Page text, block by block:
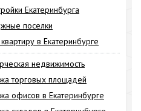
Екатеринбурга
поселки
в Екатеринбурге
недвижимость
торговых площадей
офисов в Екатеринбурге